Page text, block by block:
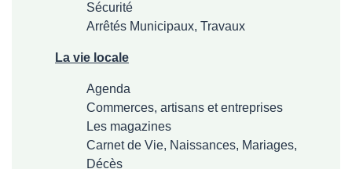
Sécurité
Arrêtés Municipaux, Travaux
La vie locale
Agenda
Commerces, artisans et entreprises
Les magazines
Carnet de Vie, Naissances, Mariages,
Décès